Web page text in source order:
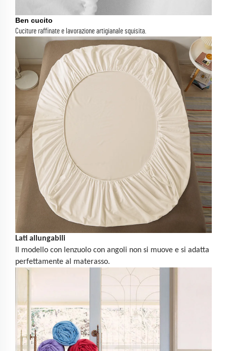
Ben cucito
Cuciture raffinate e lavorazione artigianale squisita.
Lati allungabili
Il modello con lenzuolo con angoli non si muove e si adatta
perfettamente al materasso.